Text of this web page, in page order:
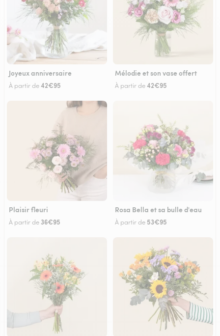
Joyeux anniversaire
À partir de42€95
Mélodie et son vase offert
À partir de42€95
Plaisir fleuri
À partir de 36€95
Rosa Bella et sa bulle d'eau
À partir de 53€95